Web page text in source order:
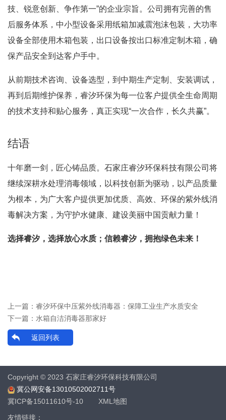
技、锐意创新、争作第一”的企业宗旨 。公司拥有完善的售
后服务体系，中小型设备采用纸箱加减震泡沫包装，大功率
设备全部使用木箱包装，出口设备按出口标准定制木箱，确
保产品安全到达客户手中 。
从前期技术咨询、设备选型，到中期生产定制、安装调试，
再到后期维护保养，睿汐环保为每一位客户提供全生命周期
的技术支持和贴心服务，真正实现“一次合作，长久共赢”。
结语
十年磨一剑，匠心铸品质。石家庄睿汐环保科技有限公司将
继续深耕水处理消毒领域，以科技创新为驱动，以产品质量
为根本，为广大客户提供更加优质、高效、环保的紫外线消
毒解决方案，为守护水健康、建设美丽中国贡献力量！
选择睿汐，选择放心水质；信赖睿汐，拥抱绿色未来！
上一篇： 睿汐环保中压紫外线消毒器：保障工业生产水质安全
下一篇： 水箱自洁消毒器那家好
返回列表
Copyright © 2023 石家庄睿汐环保科技有限公司
冀公网安备13010502002711号
冀ICP备15011610号-10
XML地图
友情链接：